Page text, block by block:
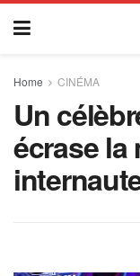
Home CINÉMA
Un
écrase la